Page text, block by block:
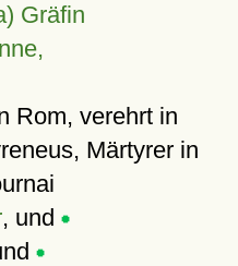
Gräfin
Rom, verehrt in
Märtyrer in
, und